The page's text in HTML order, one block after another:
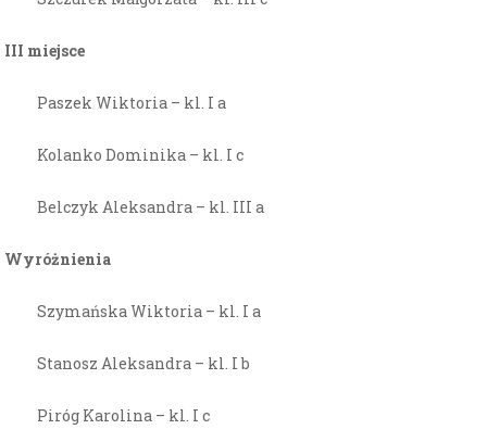
III miejsce
Paszek Wiktoria – kl. I a
Kolanko Dominika – kl. I c
Belczyk Aleksandra – kl. III a
Wyróżnienia
Szymańska Wiktoria – kl. I a
Stanosz Aleksandra – kl. I b
Piróg Karolina – kl. I c